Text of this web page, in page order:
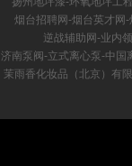
烟台招聘网-烟台英才网-
逆战辅助网-业内
济南泵阀-立式离心泵-中国
茉雨香化妆品（北京）有